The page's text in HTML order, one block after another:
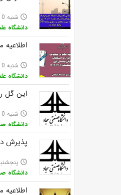
access_time شنبه 10 دی 1401
دانشگاه
اطلاعیه
access_time شنبه 10 دی 1401
دانشگاه
این گل
access_time شنبه 10 دی 1401
دانشگاه
پذیرش
access_time پنجشنبه 8 دی
دانشگاه